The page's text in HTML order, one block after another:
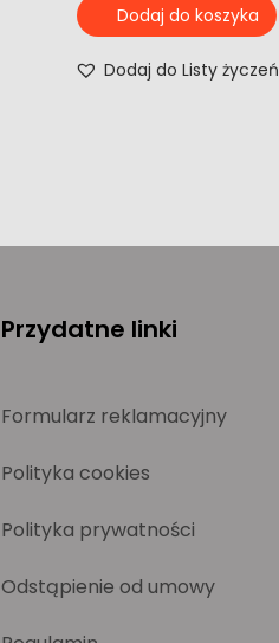
Dodaj do koszyka
Dodaj do Listy życzeń
Przydatne linki
Formularz reklamacyjny
Polityka cookies
Polityka prywatności
Odstąpienie od umowy